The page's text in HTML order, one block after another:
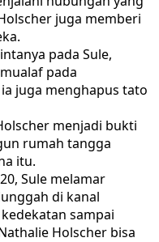
juga memberi
pada Sule,
pada
juga menghapus tato
menjadi bukti
rumah tangga
itu.
Sule melamar
di kanal
sampai
Holscher bisa